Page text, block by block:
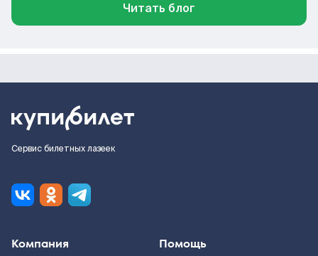
Читать блог
Сервис билетных лазеек
Компания Помощь